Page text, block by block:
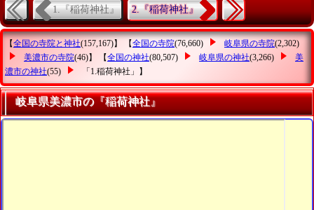
1.『稲荷神社』 2.『稲荷神社』
【全国の寺院と神社(157,167)】 【全国の寺院(76,660) 岐阜県の寺院(2,302)
美濃市の寺院(46)】 【全国の神社(80,507) 岐阜県の神社(3,266)
美
濃市の神社(55) 「1.稲荷神社」 】
岐阜県美濃市の『稲荷神社』